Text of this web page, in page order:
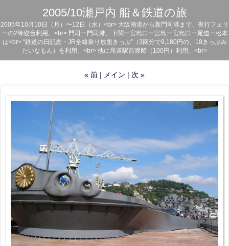
2005/10瀬戸内 船＆鉄道の旅
2005年10月10日（月）〜12日（水）<br> 大阪南港から新門司港まで、夜行フェリ
ーの2等寝台利用。<br> 門司ー門司港、下関ー宮島口ー宮島ー宮島口ー尾道ー松本
は<br> “鉄道の日記念・JR全線乗り放題きっぷ”（3回分で9,180円の、18きっぷみ
たいなもん）を利用。<br> 他に尾道駅前渡船（100円）利用。<br>
« 前 メイン 次 »